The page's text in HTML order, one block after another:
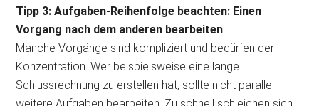
Tipp 3: Aufgaben-Reihenfolge beachten: Einen
Vorgang nach dem anderen bearbeiten
Manche Vorgänge sind kompliziert und bedürfen der
Konzentration. Wer beispielsweise eine lange
Schlussrechnung zu erstellen hat, sollte nicht parallel